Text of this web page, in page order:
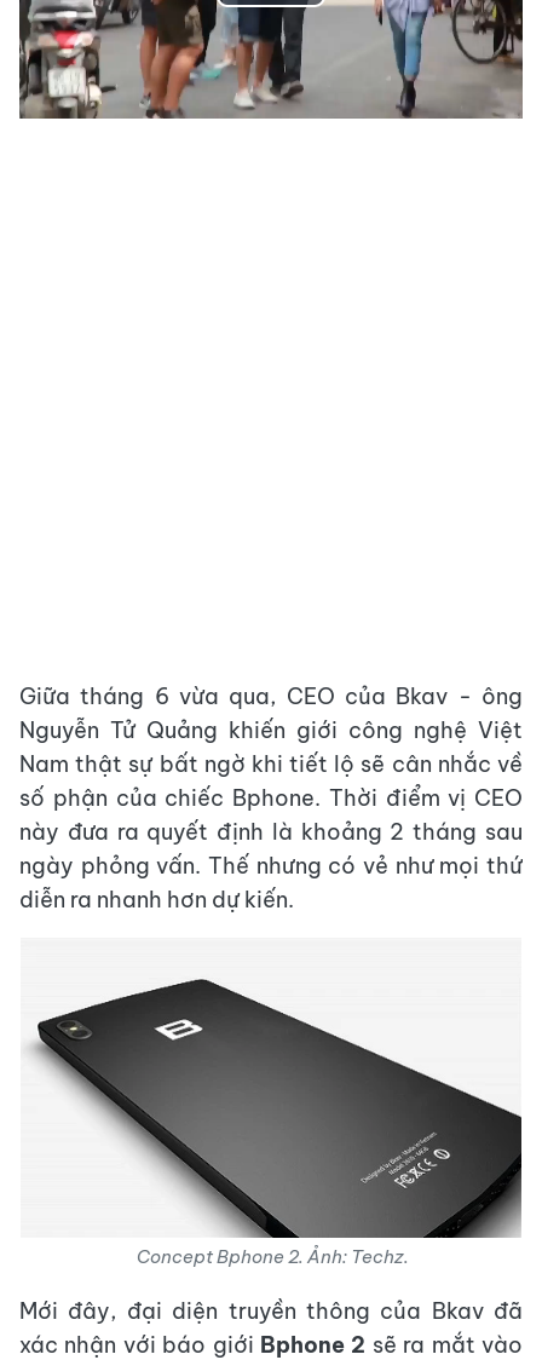
Video
Giữa tháng 6 vừa qua, CEO của Bkav - ông
Nguyễn Tử Quảng khiến giới công nghệ Việt
Nam thật sự bất ngờ khi tiết lộ sẽ cân nhắc về
số phận của chiếc Bphone. Thời điểm vị CEO
này đưa ra quyết định là khoảng 2 tháng sau
ngày phỏng vấn. Thế nhưng có vẻ như mọi thứ
diễn ra nhanh hơn dự kiến.
Concept Bphone 2. Ảnh: Techz.
Mới đây, đại diện truyền thông của Bkav đã
xác nhận với báo giới Bphone 2 sẽ ra mắt vào